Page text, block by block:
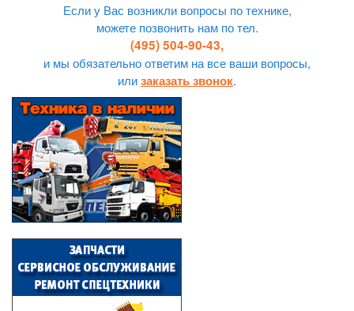
Если у Вас возникли вопросы по технике,
можете позвонить нам по тел.
(495) 504-90-43,
и мы обязательно ответим на все ваши вопросы,
илизаказать звонок.